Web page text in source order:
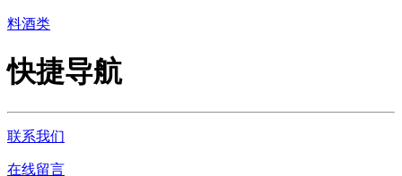
料酒类
快捷导航
联系我们
在线留言